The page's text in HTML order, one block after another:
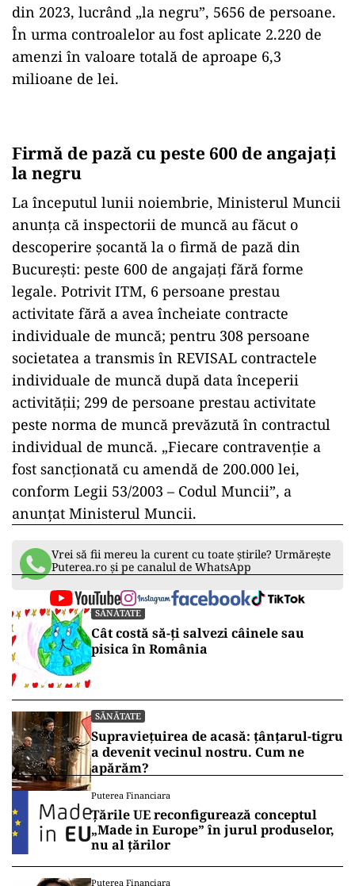
din 2023, lucrând „la negru”, 5656 de persoane.
În urma controalelor au fost aplicate 2.220 de
amenzi în valoare totală de aproape 6,3
milioane de lei.
Firmă de pază cu peste 600 de angajați
la negru
La începutul lunii noiembrie, Ministerul Muncii
anunța că inspectorii de muncă au făcut o
descoperire șocantă la o firmă de pază din
București: peste 600 de angajați fără forme
legale. Potrivit ITM, 6 persoane prestau
activitate fără a avea încheiate contracte
individuale de muncă; pentru 308 persoane
societatea a transmis în REVISAL contractele
individuale de muncă după data începerii
activității; 299 de persoane prestau activitate
peste norma de muncă prevăzută în contractul
individual de muncă. „Fiecare contravenție a
fost sancționată cu amendă de 200.000 lei,
conform Legii 53/2003 – Codul Muncii”, a
anunțat Ministerul Muncii.
Vrei să fii mereu la curent cu toate știrile? Urmărește
Puterea.ro și pe canalul de WhatsApp
SĂNĂTATE
Cât costă să-ți salvezi câinele sau
pisica în România
SĂNĂTATE
Supraviețuirea de acasă: țânțarul-tigru
a devenit vecinul nostru. Cum ne
apărăm?
Puterea Financiara
Țările UE reconfigurează conceptul
„Made in Europe” în jurul produselor,
nu al țărilor
Puterea Financiara